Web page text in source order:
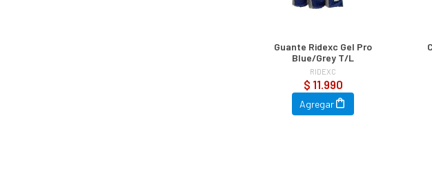
Guante Ridexc Gel Pro
Blue/Grey T/L
RIDEXC
$ 11.990
Agregar